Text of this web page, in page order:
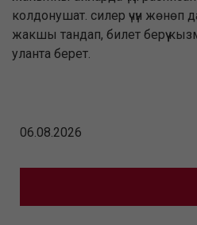
колдонушат. силер үчүн
жакшы тандап, билет берүү
уланта берет.